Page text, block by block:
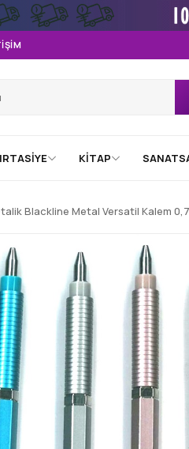
KİTAP
Blackline Metal Versatil Kalem